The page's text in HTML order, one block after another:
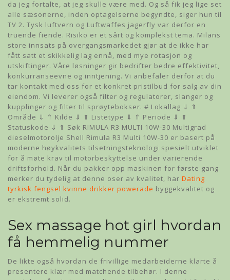
da jeg fortalte, at jeg skulle være med. Og så fik jeg lige set
alle sæsonerne, inden optagelserne begyndte, siger hun til
TV 2. Tysk luftvern og Luftwaffes jagerfly var derfor en
truende fiende. Risiko er et sårt og komplekst tema. Milans
store innsats på overgangsmarkedet gjør at de ikke har
fått satt et skikkelig lag ennå, med mye rotasjon og
utskiftinger. Våre løsninger gir bedrifter bedre effektivitet,
konkurranseevne og inntjening. Vi anbefaler derfor at du
tar kontakt med oss for et konkret pristilbud for salg av din
eiendom. Vi leverer også filter og regulatorer, slanger og
kupplinger og filter til sprøytebokser. # Lokallag ⇓ ⇑
Område ⇓ ⇑ Kilde ⇓ ⇑ Listetype ⇓ ⇑ Periode ⇓ ⇑
Statuskode ⇓ ⇑ Søk RIMULA R3 MULTI 10W-30 Multigrad
dieselmotorolje Shell Rimula R3 Multi 10W-30 er basert på
moderne høykvalitets tilsetningsteknologi spesielt utviklet
for å møte krav til motorbeskyttelse under varierende
driftsforhold. Når du pakker opp maskinen for første gang
merker du tydelig at denne oser av kvalitet, har Dating
tyrkisk fengsel kvinne drikker powerade byggekvalitet og
er ekstremt solid.
Sex massage hot girl hvordan
få hemmelig nummer
De likte også hvordan de frivillige medarbeiderne klarte å
presentere klær med matchende tilbehør. I denne